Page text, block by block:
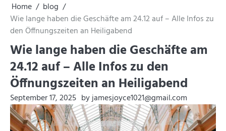
Home
blog
Wie lange haben die Geschäfte am 24.12 auf – Alle Infos zu
den Öffnungszeiten an Heiligabend
Wie lange haben die Geschäfte am
24.12 auf – Alle Infos zu den
Öffnungszeiten an Heiligabend
September 17, 2025 by jamesjoyce1021@gmail.com